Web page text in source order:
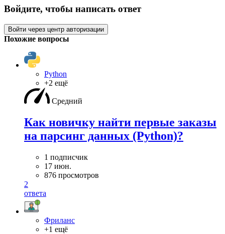
Войдите, чтобы написать ответ
Войти через центр авторизации
Похожие вопросы
Python
+2 ещё
Средний
Как новичку найти первые заказы
на парсинг данных (Python)?
1 подписчик
17 июн.
876 просмотров
2
ответа
Фриланс
+1 ещё